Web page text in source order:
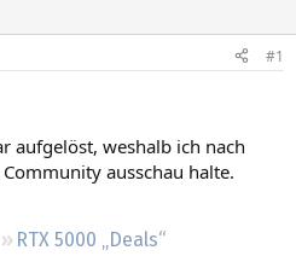
RTX 5000 „Deals“
#1
aufgelöst, weshalb ich nach
ausschau halte.